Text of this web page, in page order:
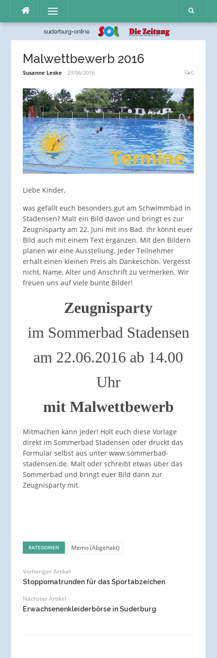
Inhalt
Menü
Malwettbewerb 2016
Susanne Leske 23/06/2016 0
Liebe Kinder,
was gefällt euch besonders gut am Schwimmbad in
Stadensen? Malt ein Bild davon und bringt es zur
Zeugnisparty am 22. Juni mit ins Bad. Ihr könnt euer
Bild auch mit einem Text ergänzen. Mit den Bildern
planen wir eine Ausstellung. Jeder Teilnehmer
erhält einen kleinen Preis als Dankeschön. Vergesst
nicht, Name, Alter und Anschrift zu vermerken. Wir
freuen uns auf viele bunte Bilder!
Zeugnisparty
im Sommerbad Stadensen
am 22.06.2016 ab 14.00
Uhr
mit Malwettbewerb
Mitmachen kann jeder! Holt euch diese Vorlage
direkt im Sommerbad Stadensen oder druckt das
Formular selbst aus unter www.sommerbad-
stadensen.de. Malt oder schreibt etwas über das
Sommerbad und bringt euer Bild dann zur
Zeugnisparty mit.
KATEGORIEN Memo (Abgehakt)
Vorheriger Artikel
Stoppomatrunden für das Sportabzeichen
Nächster Artikel
Erwachsenenkleiderbörse in Suderburg